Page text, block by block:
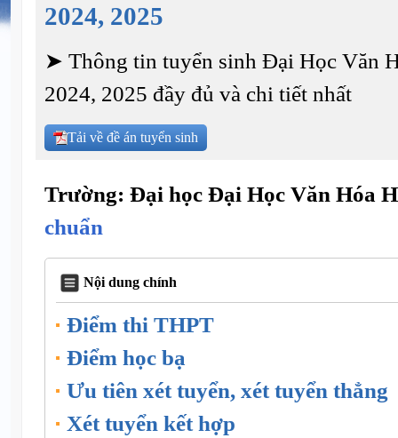
2024, 2025
➤ Thông tin tuyển sinh Đại Học Văn
2024, 2025 đầy đủ và chi tiết nhất
Tải về đề án tuyển sinh
Trường: Đại học Đại Học Văn Hóa
chuẩn
Nội dung chính
Điểm thi THPT
Điểm học bạ
Ưu tiên xét tuyển, xét tuyển thẳng
Xét tuyển kết hợp